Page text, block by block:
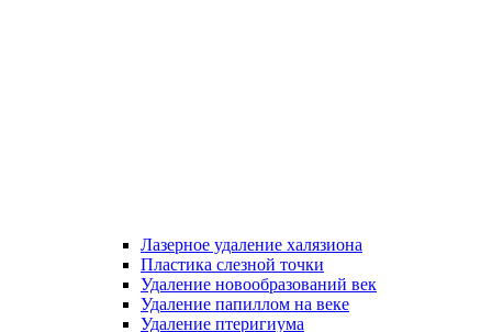
Лазерное удаление халязиона
Пластика слезной точки
Удаление новообразований век
Удаление папиллом на веке
Удаление птеригиума